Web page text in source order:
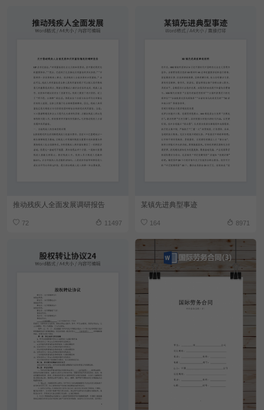
推动残疾人全面发展调研报告
72 11497
某镇先进典型事迹
164 8971